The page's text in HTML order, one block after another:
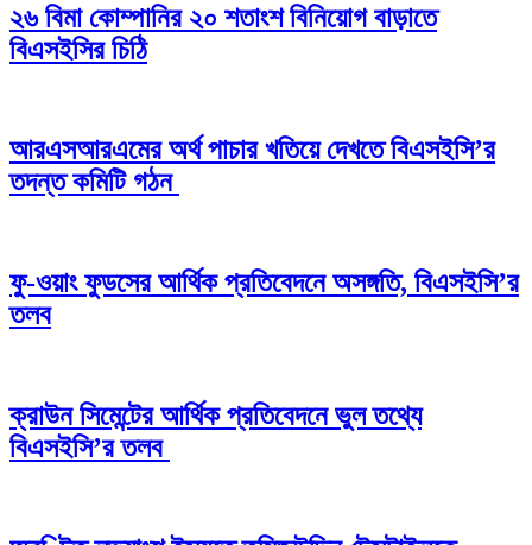
২৬ বিমা কোম্পানির ২০ শতাংশ বিনিয়োগ বাড়াতে
বিএসইসির চিঠি
আরএসআরএমের অর্থ পাচার খতিয়ে দেখতে বিএসইসি’র
তদন্ত কমিটি গঠন
ফু-ওয়াং ফুডসের আর্থিক প্রতিবেদনে অসঙ্গতি, বিএসইসি’র
তলব
ক্রাউন সিমেন্টের আর্থিক প্রতিবেদনে ভুল তথ্যে
বিএসইসি’র তলব